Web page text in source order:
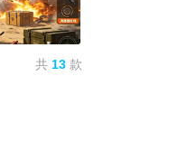
共 13 款